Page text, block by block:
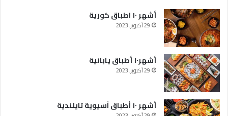
م
ش
ا
ه
د
ة
ف
ي
ا
ل
أشهر ١٠ اطباق كورية
29 أكتوبر، 2023
أشهر١٠ أطباق يابانية
29 أكتوبر، 2023
أشهر ١٠ أطباق آسيوية تايلندية